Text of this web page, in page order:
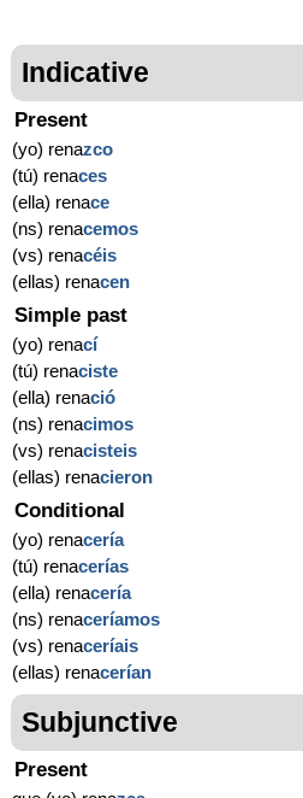
Indicative
Present
(yo) renazco
(tú) renaces
(ella) renace
(ns) renacemos
(vs) renacéis
(ellas) renacen
Simple past
(yo) renací
(tú) renaciste
(ella) renació
(ns) renacimos
(vs) renacisteis
(ellas) renacieron
Conditional
(yo) renacería
(tú) renacerías
(ella) renacería
(ns) renaceríamos
(vs) renaceríais
(ellas) renacerían
Subjunctive
Present